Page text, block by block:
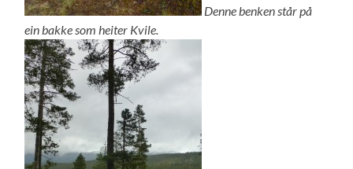
Denne benken står på
ein bakke som heiter Kvile.